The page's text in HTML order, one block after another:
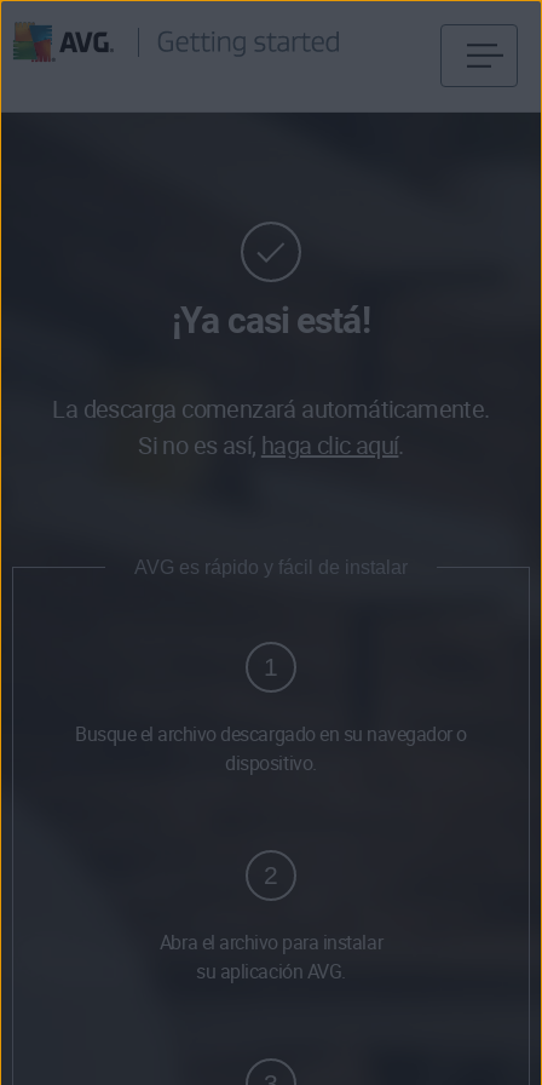
¡Ya casi está!
La descarga comenzará automáticamente.
Si no es así, haga clic aquí.
AVG es rápido y fácil de instalar
1
Busque el archivo descargado en su navegador o
dispositivo.
2
Abra el archivo para instalar
su aplicación AVG.